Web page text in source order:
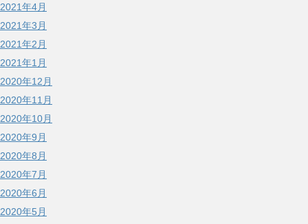
2021年4月
2021年3月
2021年2月
2021年1月
2020年12月
2020年11月
2020年10月
2020年9月
2020年8月
2020年7月
2020年6月
2020年5月